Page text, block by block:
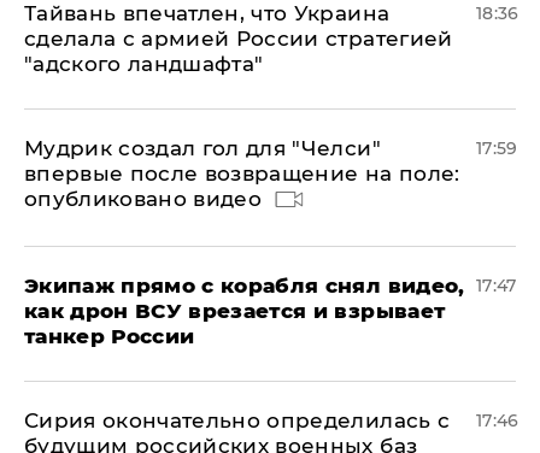
Тайвань впечатлен, что Украина
сделала с армией России стратегией
"адского ландшафта"
18:36
Мудрик создал гол для "Челси"
впервые после возвращение на поле:
опубликовано видео
17:59
Экипаж прямо с корабля снял видео,
как дрон ВСУ врезается и взрывает
танкер России
17:47
Сирия окончательно определилась с
будущим российских военных баз
17:46